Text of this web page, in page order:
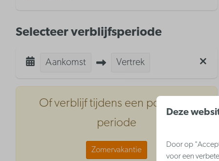
Selecteer verblijfsperiode
Aankomst Vertrek
Of verblijf tijdens een populaire
periode
Zomervakantie
Deze
Door op
voor een